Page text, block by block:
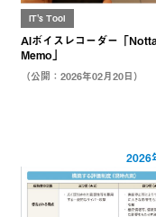
IT's Tool
AIボイスレコーダー「
Memo」
（公開：2026年02月20日）
2026